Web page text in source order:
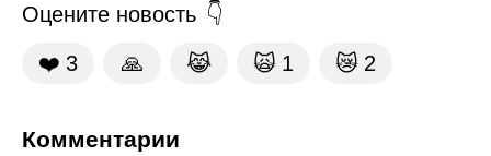
Оцените новость
❤️ 3 🙏 😹 🙀 1 😿 2
Комментарии